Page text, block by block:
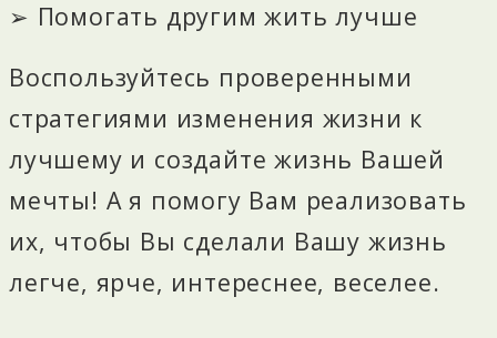
➢ Помогать другим жить лучше
Воспользуйтесь проверенными
стратегиями изменения жизни к
лучшему и создайте жизнь Вашей
мечты! А я помогу Вам реализовать
их, чтобы Вы сделали Вашу жизнь
легче, ярче, интереснее, веселее.